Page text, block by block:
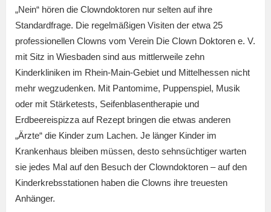
„Nein“ hören die Clowndoktoren nur selten auf ihre
Standardfrage. Die regelmäßigen Visiten der etwa 25
professionellen Clowns vom Verein Die Clown Doktoren e. V.
mit Sitz in Wiesbaden sind aus mittlerweile zehn
Kinderkliniken im Rhein-Main-Gebiet und Mittelhessen nicht
mehr wegzudenken. Mit Pantomime, Puppenspiel, Musik
oder mit Stärketests, Seifenblasentherapie und
Erdbeereispizza auf Rezept bringen die etwas anderen
„Ärzte“ die Kinder zum Lachen. Je länger Kinder im
Krankenhaus bleiben müssen, desto sehnsüchtiger warten
sie jedes Mal auf den Besuch der Clowndoktoren – auf den
Kinderkrebsstationen haben die Clowns ihre treuesten
Anhänger.